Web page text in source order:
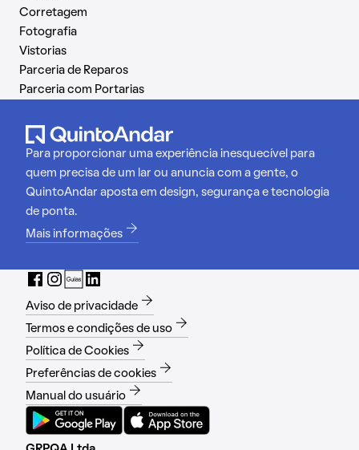
Corretagem
Fotografia
Vistorias
Parceria de Reparos
Parceria com Portarias
Para proporcionar uma experiência inesquecível para
quem precisa de um lar ou anuncia com a gente, o
QuintoAndar aposta em design, segurança e tecnologia
de ponta.
Mais informações
Aviso de privacidade
Termos e condições de uso
Política de Cookies
Preferências de cookies
Manual do usuário